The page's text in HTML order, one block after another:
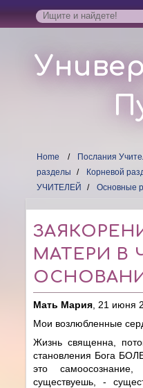
Home Послания
разделы
Корневой
УЧИТЕЛЕЙ
Основные
МАТЕРИ В
Мать Мария , 21 июня
Мои возлюбленные
Жизнь священна,
становления Бога
это
существуешь, -